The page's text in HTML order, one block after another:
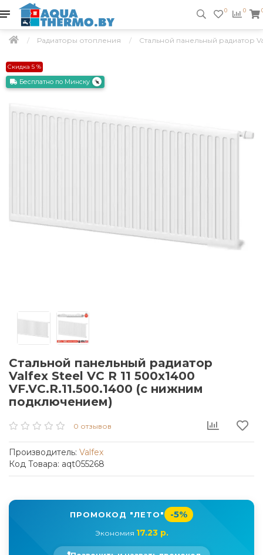
0 0
Радиаторы отопления Стальной панельный радиатор
Скидка 5 %
Бесплатно по Минску
Стальной панельный радиатор
Valfex Steel VC R 11 500х1400
VF.VC.R.11.500.1400 (с нижним
подключением)
0 отзывов
Производитель: Valfex
Код Товара: aqt055268
ПРОМОКОД "ЛЕТО" -5%
Экономия 17.23 р.